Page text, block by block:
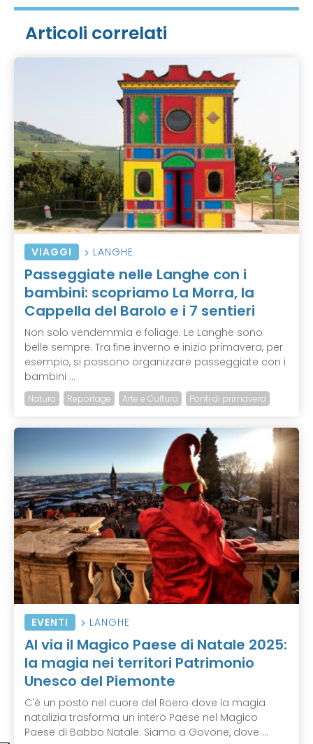
Articoli correlati
VIAGGI LANGHE
Passeggiate nelle Langhe con i
bambini: scopriamo La Morra, la
Cappella del Barolo e i 7 sentieri
Non solo vendemmia e foliage. Le Langhe sono
belle sempre. Tra fine inverno e inizio primavera, per
esempio, si possono organizzare passeggiate con i
bambini ...
Natura Reportage Arte e Cultura Ponti di primavera
EVENTI LANGHE
Al via il Magico Paese di Natale 2025:
la magia nei territori Patrimonio
Unesco del Piemonte
C'è un posto nel cuore del Roero dove la magia
natalizia trasforma un intero Paese nel Magico
Paese di Babbo Natale. Siamo a Govone, dove ...